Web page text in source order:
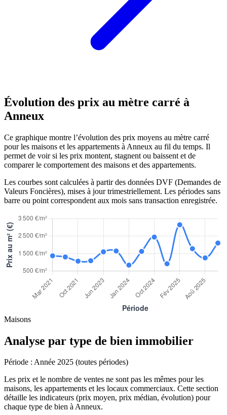
Évolution des prix au mètre carré à
Anneux
Ce graphique montre l’évolution des prix moyens au mètre carré
pour les maisons et les appartements à Anneux au fil du temps. Il
permet de voir si les prix montent, stagnent ou baissent et de
comparer le comportement des maisons et des appartements.
Les courbes sont calculées à partir des données DVF (Demandes de
Valeurs Foncières), mises à jour trimestriellement. Les périodes sans
barre ou point correspondent aux mois sans transaction enregistrée.
Maisons
Analyse par type de bien immobilier
Période : Année 2025 (toutes périodes)
Les prix et le nombre de ventes ne sont pas les mêmes pour les
maisons, les appartements et les locaux commerciaux. Cette section
détaille les indicateurs (prix moyen, prix médian, évolution) pour
chaque type de bien à Anneux.